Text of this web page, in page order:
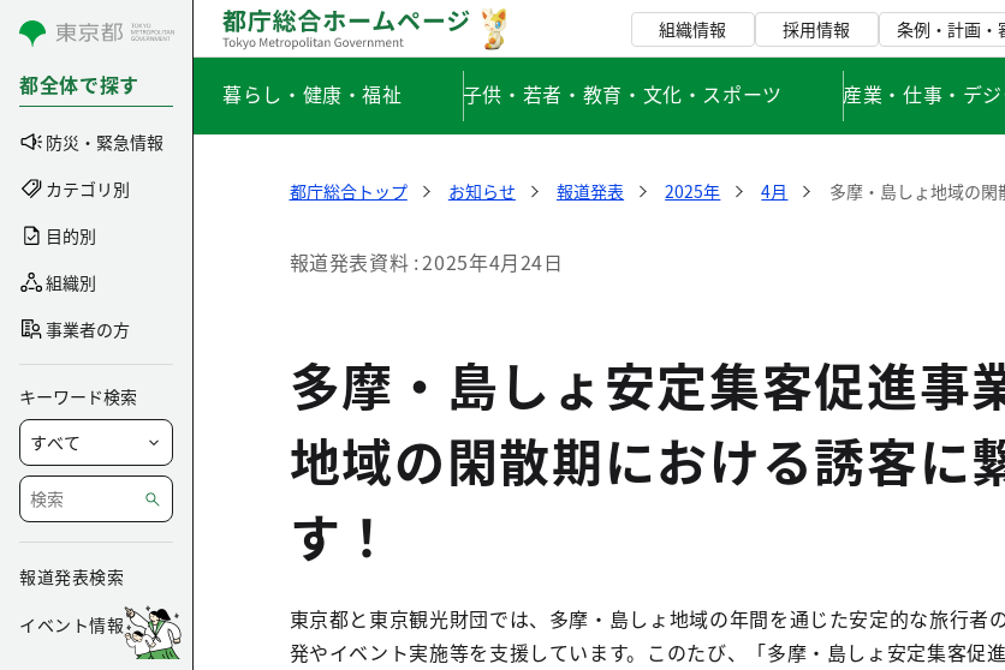
コンテンツにスキップ
都全体で探す
防災・緊急情報
カテゴリ別
目的別
組織別
事業者の方
キーワード検索
報道発表検索
イベント情報
組織情報 採用情報 条例・計画・
暮らし・健康・福祉 子供・若者・教育・文化・スポーツ 産業・仕事・デ
都庁総合トップ お知らせ 報道発表 2025年 4月 多摩・島しょ地域の
報道発表資料 2025年4月24日
多摩・島しょ安定集客促進事
地域の閑散期における誘客に
す！
東京都と東京観光財団では、多摩・島しょ地域の年間を通じた安定的な旅行
発やイベント実施等を支援しています。このたび、「多摩・島しょ安定集客促